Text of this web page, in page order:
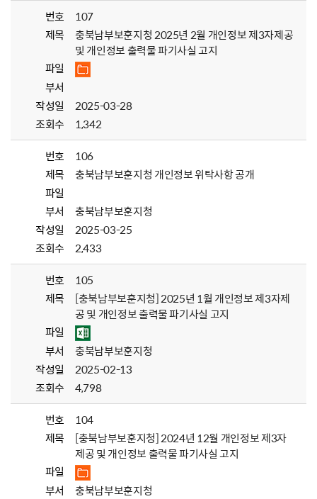
번호
107
제목
충북남부보훈지청 2025년 2월 개인정보 제3자제공
및 개인정보 출력물 파기사실 고지
파일
부서
작성일
2025-03-28
조회수
1,342
번호
106
제목
충북남부보훈지청 개인정보 위탁사항 공개
파일
부서
충북남부보훈지청
작성일
2025-03-25
조회수
2,433
번호
105
제목
[충북남부보훈지청] 2025년 1월 개인정보 제3자제
공 및 개인정보 출력물 파기사실 고지
파일
부서
충북남부보훈지청
작성일
2025-02-13
조회수
4,798
번호
104
제목
[충북남부보훈지청] 2024년 12월 개인정보 제3자
제공 및 개인정보 출력물 파기사실 고지
파일
부서
충북남부보훈지청